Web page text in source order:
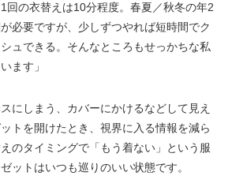
回の衣替えは10分程度。春夏／秋冬の年2
必要ですが、少しずつやれば短時間でク
ュできる。そんなところもせっかちな私
ます」
にしまう、カバーにかけるなどして見え
トを開けたとき、視界に入る情報を減ら
のタイミングで「もう着ない」という服
ットはいつも巡りのいい状態です。